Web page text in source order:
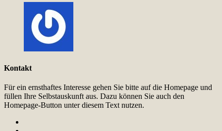
Kontakt
Für ein ernsthaftes Interesse gehen Sie bitte auf die Homepage und
füllen Ihre Selbstauskunft aus. Dazu können Sie auch den
Homepage-Button unter diesem Text nutzen.